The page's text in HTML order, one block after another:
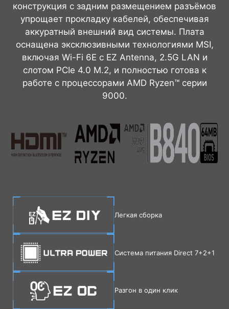
конструкция с задним размещением разъёмов
упрощает прокладку кабелей, обеспечивая
аккуратный внешний вид системы. Плата
оснащена эксклюзивными технологиями MSI,
включая Wi-Fi 6E с EZ Antenna, 2.5G LAN и
слотом PCIe 4.0 M.2, и полностью готова к
работе с процессорами AMD Ryzen™ серии
9000.
Легкая сборка
Система питания Direct 7+2+1
Разгон в один клик